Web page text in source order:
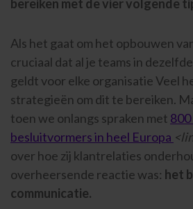
bereiken met de vier volgende
Als het gaat om het opbouwen
cruciaal dat al je teams in
geldt voor elke organisatie Veel
strategieën om dit te bereiken.
toen we onlangs spraken met
besluitvormers in heel Europa
over hoe zij klantrelaties
overheersende reactie was: het
communicatie.